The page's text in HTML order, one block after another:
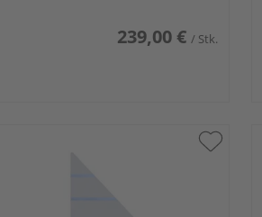
239,00 € / Stk.